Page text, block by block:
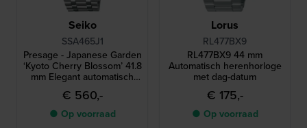
Seiko
SSA465J1
Presage - Japanese Garden
‘Kyoto Cherry Blossom’ 41.8
mm Elegant automatisch
horloge met open hart en
24-uurs wijzerplaat
€ 560,-
● Op voorraad
Lorus
RL477BX9
RL477BX9 44 mm
Automatisch herenhorloge
met dag-datum
€ 175,-
● Op voorraad